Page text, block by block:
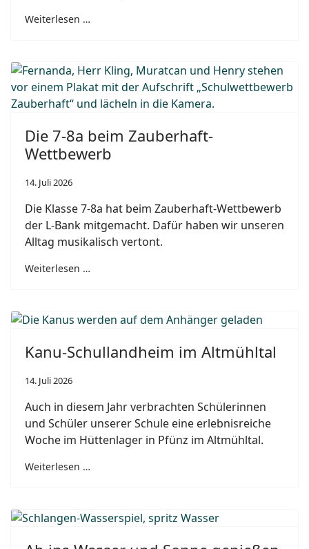
Weiterlesen …
Die 7-8a beim Zauberhaft-
Wettbewerb
14. Juli 2026
Die Klasse 7-8a hat beim Zauberhaft-Wettbewerb
der L-Bank mitgemacht. Dafür haben wir unseren
Alltag musikalisch vertont.
Weiterlesen …
Kanu-Schullandheim im Altmühltal
14. Juli 2026
Auch in diesem Jahr verbrachten Schülerinnen
und Schüler unserer Schule eine erlebnisreiche
Woche im Hüttenlager in Pfünz im Altmühltal.
Weiterlesen …